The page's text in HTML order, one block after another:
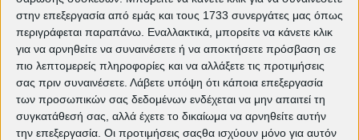
στην επεξεργασία από εμάς και τους 1733 συνεργάτες μας όπως
περιγράφεται παραπάνω. Εναλλακτικά, μπορείτε να κάνετε κλικ
για να αρνηθείτε να συναινέσετε ή να αποκτήσετε πρόσβαση σε
πιο λεπτομερείς πληροφορίες και να αλλάξετε τις προτιμήσεις
σας πριν συναινέσετε. Λάβετε υπόψη ότι κάποια επεξεργασία
των προσωπικών σας δεδομένων ενδέχεται να μην απαιτεί τη
συγκατάθεσή σας, αλλά έχετε το δικαίωμα να αρνηθείτε αυτήν
την επεξεργασία. Οι προτιμήσεις σαςθα ισχύουν μόνο για αυτόν
EDITORIAL
"La Dolce Vita" του Φεντερίκο Φελίνι
| EDITORIAL
"Baby" του Μαρσέλο Καετάνο |
EDITORIAL
Another Round | EDITORIAL
"Με αξιοπρέπεια" του Δημήτρη
Κατσιμίρη